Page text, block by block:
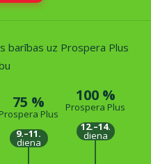
barības uz Prospera Plus
9.–11.
diena
75 %
Prospera Plus
12.–14.
diena
100 %
Prospera Plus